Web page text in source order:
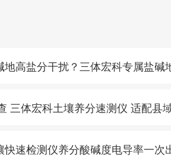
快速检测仪养分酸碱度电导率一次